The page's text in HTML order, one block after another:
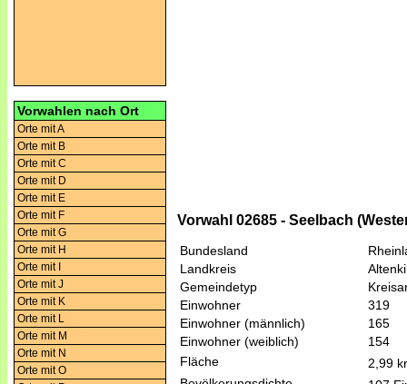
Vorwahlen nach Ort
Orte mit A
Orte mit B
Orte mit C
Orte mit D
Orte mit E
Orte mit F
Orte mit G
Orte mit H
Orte mit I
Orte mit J
Orte mit K
Orte mit L
Orte mit M
Orte mit N
Orte mit O
Vorwahl 02685 - Seelbach
Bundesland
Landkreis
Gemeindetyp
Einwohner
319
Einwohner (männlich)
165
Einwohner (weiblich)
154
Fläche
2,99